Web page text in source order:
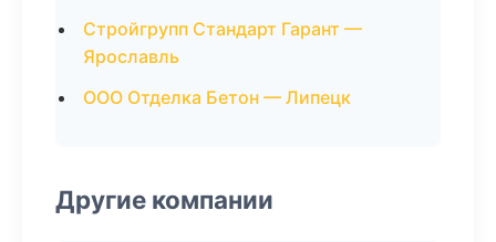
Стройгрупп Стандарт Гарант —
Ярославль
ООО Отделка Бетон — Липецк
Другие компании